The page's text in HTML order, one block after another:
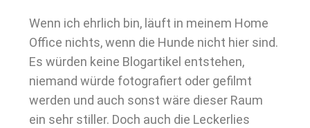
Wenn ich ehrlich bin, läuft in meinem Home
Office nichts, wenn die Hunde nicht hier sind.
Es würden keine Blogartikel entstehen,
niemand würde fotografiert oder gefilmt
werden und auch sonst wäre dieser Raum
ein sehr stiller. Doch auch die Leckerlies